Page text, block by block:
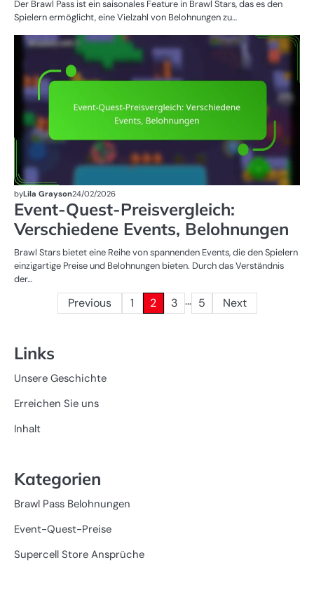
Der Brawl Pass ist ein saisonales Feature in Brawl Stars, das es den
Spielern ermöglicht, eine Vielzahl von Belohnungen zu…
byLila Grayson24/02/2026
Event-Quest-Preisvergleich:
Verschiedene Events, Belohnungen
Brawl Stars bietet eine Reihe von spannenden Events, die den Spielern
einzigartige Preise und Belohnungen bieten. Durch das Verständnis
der…
Previous 1 2 3 … 5 Next
Links
Unsere Geschichte
Erreichen Sie uns
Inhalt
Kategorien
Brawl Pass Belohnungen
Event-Quest-Preise
Supercell Store Ansprüche